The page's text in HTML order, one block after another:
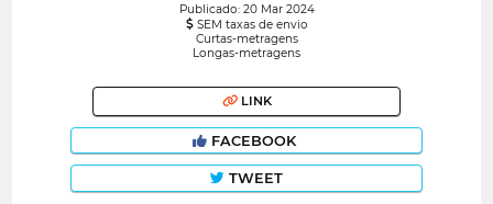
Publicado: 20 Mar 2024
SEM taxas de envio
Curtas-metragens
Longas-metragens
LINK
FACEBOOK
TWEET